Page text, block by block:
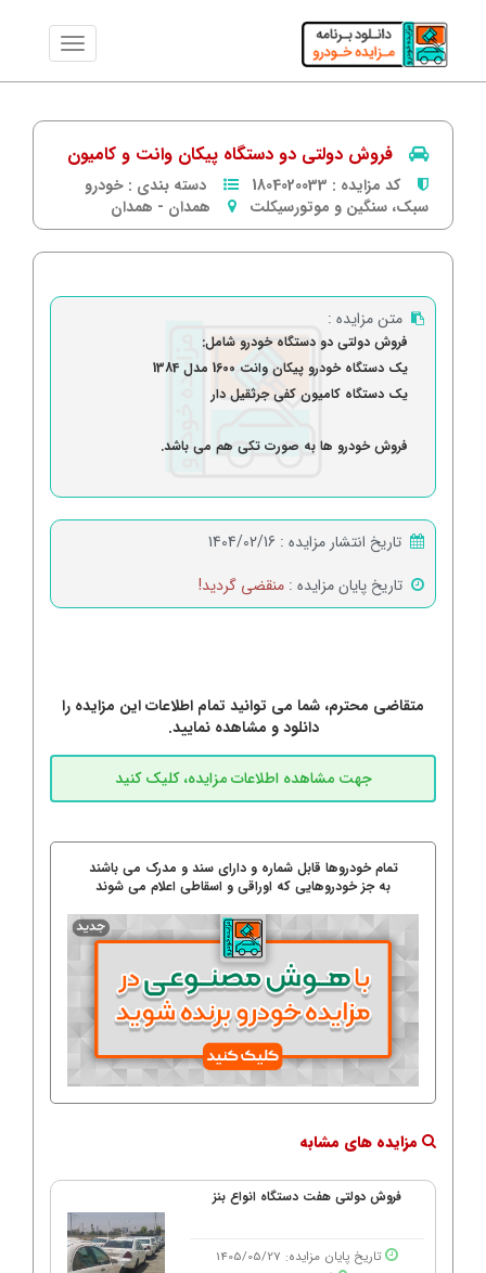
فروش دولتی دو دستگاه پیکان وانت و کامیون
کد مزایده : 1804020033 دسته بندی : خودرو
سبک، سنگین و موتورسیکلت
همدان - همدان
متن مزایده :
فروش دولتی دو دستگاه خودرو شامل:
یک دستگاه خودرو پیکان وانت 1600 مدل 1384
یک دستگاه کامیون کفی جرثقیل دار
فروش خودرو ها به صورت تکی هم می باشد.
تاریخ انتشار مزایده : 1404/02/16
تاریخ پایان مزایده : منقضی گردید!
متقاضی محترم، شما می توانید تمام اطلاعات این مزایده را
دانلود و مشاهده نمایید.
تمام خودروها قابل شماره و دارای سند و مدرک می باشند
به جز خودروهایی که اوراقی و اسقاطی اعلام می شوند
مزایده های مشابه
فروش دولتی هفت دستگاه انواع بنز
تاریخ پایان مزایده: 1405/05/27